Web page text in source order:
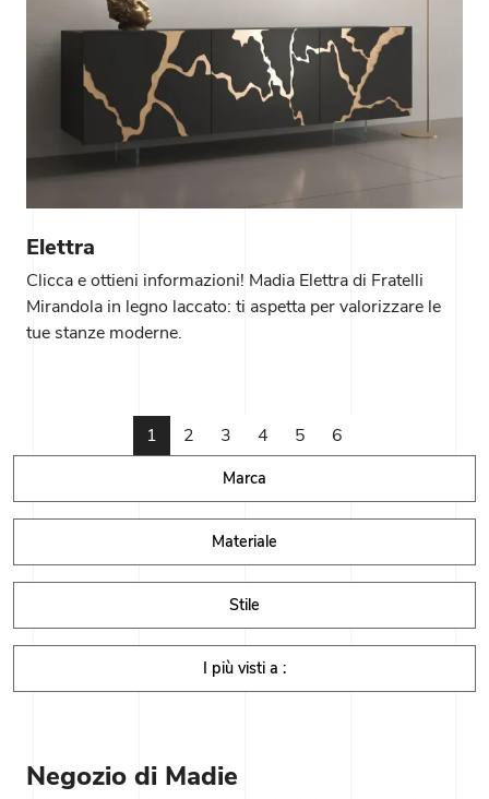
Elettra
Clicca e ottieni informazioni! Madia Elettra di Fratelli
Mirandola in legno laccato: ti aspetta per valorizzare le
tue stanze moderne.
1 2 3 4 5 6
Marca
Materiale
Stile
I più visti a :
Negozio di Madie